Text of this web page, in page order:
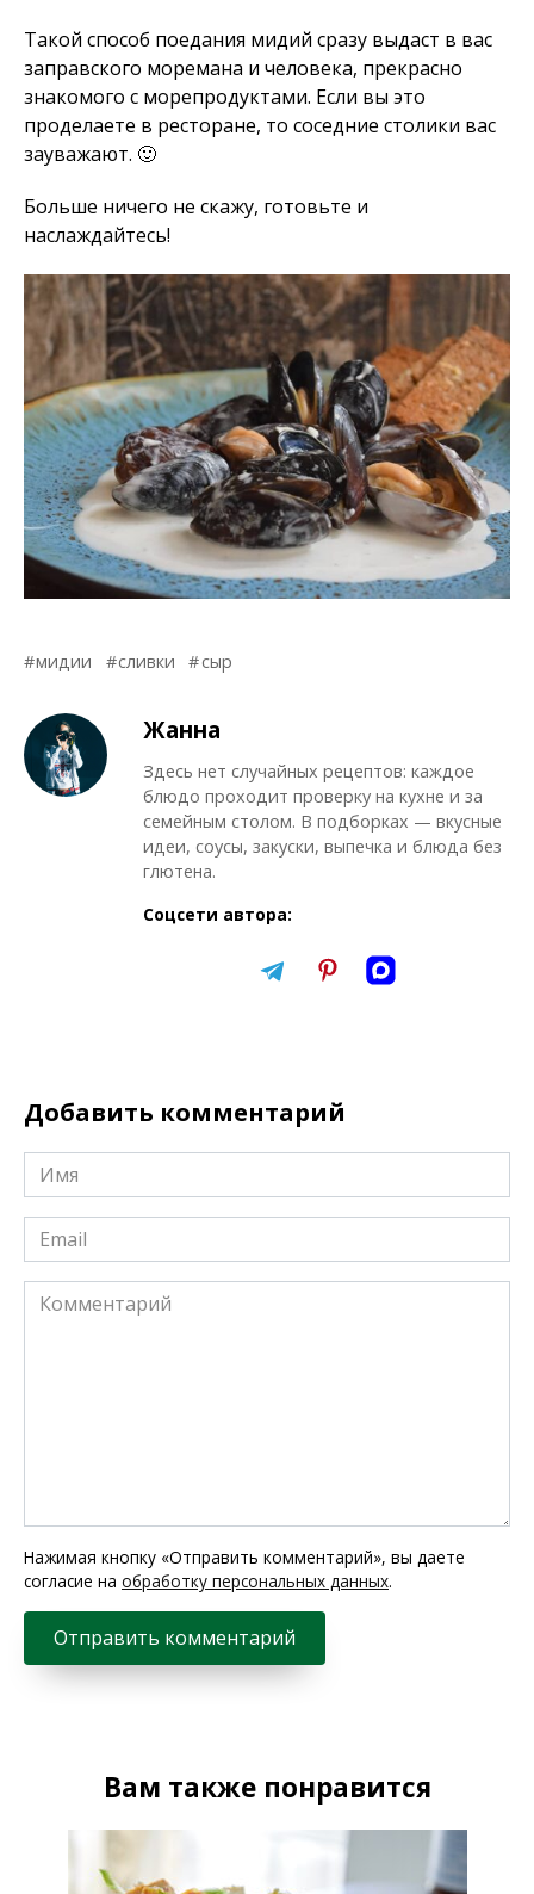
Такой способ поедания мидий сразу выдаст в вас
заправского моремана и человека, прекрасно
знакомого с морепродуктами. Если вы это
проделаете в ресторане, то соседние столики вас
зауважают. 🙂
Больше ничего не скажу, готовьте и
наслаждайтесь!
мидии сливки сыр
Жанна
Здесь нет случайных рецептов: каждое
блюдо проходит проверку на кухне и за
семейным столом. В подборках — вкусные
идеи, соусы, закуски, выпечка и блюда без
глютена.
Соцсети автора:
Добавить комментарий
Имя
*
Email
*
Комментарий
Нажимая кнопку «Отправить комментарий», вы даете
согласие на обработку персональных данных.
Вам также понравится